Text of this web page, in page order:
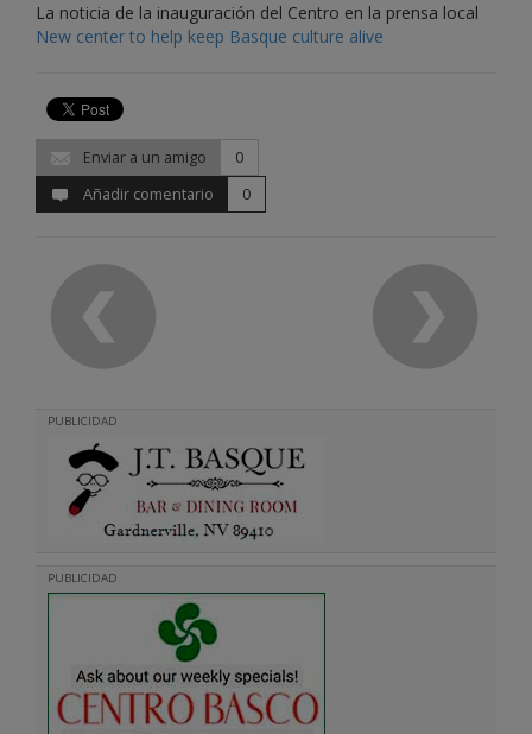
La noticia de la inauguración del Centro en la prensa local
New center to help keep Basque culture alive
Enviar a un amigo
0
Añadir comentario
0
PUBLICIDAD
PUBLICIDAD